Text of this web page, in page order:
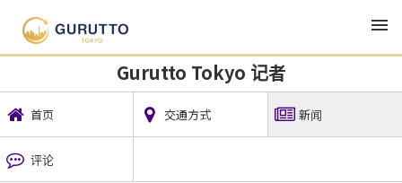
TOP
Gurutto Tokyo 记者
首页 交通方式 新闻
评论